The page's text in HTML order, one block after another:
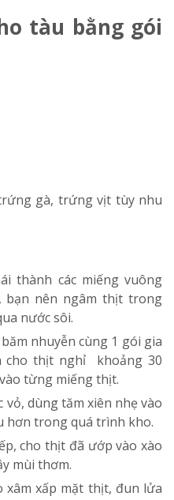
tàu bằng gói
gà, trứng vịt tùy nhu
thành các miếng vuông
bạn nên ngâm thịt trong
nước sôi.
nhuyễn cùng 1 gói gia
cho thịt nghỉ khoảng 30
từng miếng thịt.
dùng tăm xiên nhẹ vào
hơn trong quá trình kho.
cho thịt đã ướp vào xào
mùi thơm.
xâm xấp mặt thịt, đun lửa